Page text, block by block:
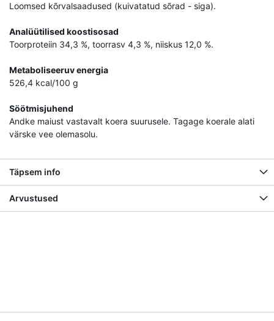
Loomsed kõrvalsaadused (kuivatatud sõrad - siga).
Analüütilised koostisosad
Toorproteiin 34,3 %, toorrasv 4,3 %, niiskus 12,0 %.
Metaboliseeruv energia
526,4 kcal/100 g
Söötmisjuhend
Andke maiust vastavalt koera suurusele. Tagage koerale alati
värske vee olemasolu.
Täpsem info
Arvustused